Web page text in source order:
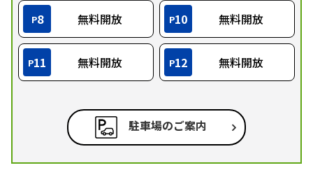
P8 無料開放 P10 無料開放
P11 無料開放 P12 無料開放
駐車場のご案内